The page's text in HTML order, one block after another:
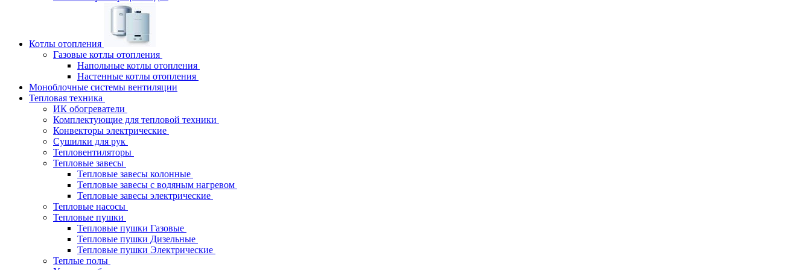
Котлы отопления
Газовые котлы отопления
Напольные котлы отопления
Настенные котлы отопления
Моноблочные системы вентиляции
Тепловая техника
ИК обогреватели
Комплектующие для тепловой техники
Конвекторы электрические
Сушилки для рук
Тепловентиляторы
Тепловые завесы
Тепловые завесы колонные
Тепловые завесы с водяным нагревом
Тепловые завесы электрические
Тепловые насосы
Тепловые пушки
Тепловые пушки Газовые
Тепловые пушки Дизельные
Тепловые пушки Электрические
Теплые полы